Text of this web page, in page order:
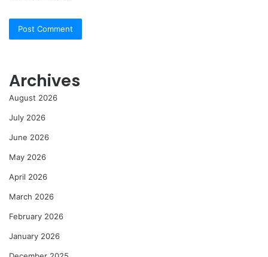
Archives
August 2026
July 2026
June 2026
May 2026
April 2026
March 2026
February 2026
January 2026